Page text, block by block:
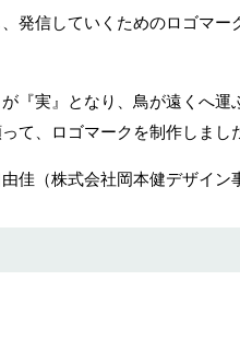
発信していくためのロゴマ
『実』となり、鳥が遠くへ
て、ロゴマークを制作しまし
佳（株式会社岡本健デザイン